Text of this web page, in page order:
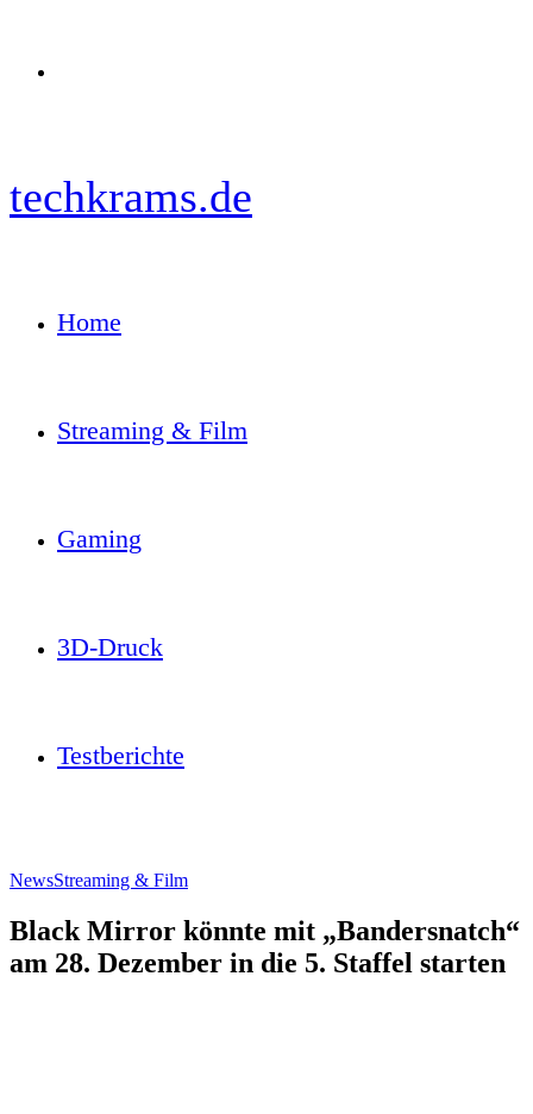
techkrams.de
Home
Streaming & Film
Gaming
3D-Druck
Testberichte
NewsStreaming & Film
Black Mirror könnte mit „Bandersnatch“
am 28. Dezember in die 5. Staffel starten